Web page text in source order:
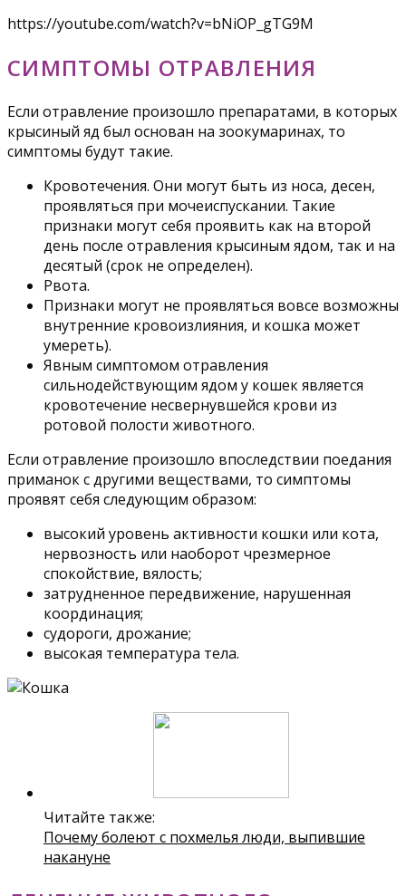
https://youtube.com/watch?v=bNiOP_gTG9M
СИМПТОМЫ ОТРАВЛЕНИЯ
Если отравление произошло препаратами, в которых
крысиный яд был основан на зоокумаринах, то
симптомы будут такие.
Кровотечения. Они могут быть из носа, десен,
проявляться при мочеиспускании. Такие
признаки могут себя проявить как на второй
день после отравления крысиным ядом, так и на
десятый (срок не определен).
Рвота.
Признаки могут не проявляться вовсе возможны
внутренние кровоизлияния, и кошка может
умереть).
Явным симптомом отравления
сильнодействующим ядом у кошек является
кровотечение несвернувшейся крови из
ротовой полости животного.
Если отравление произошло впоследствии поедания
приманок с другими веществами, то симптомы
проявят себя следующим образом:
высокий уровень активности кошки или кота,
нервозность или наоборот чрезмерное
спокойствие, вялость;
затрудненное передвижение, нарушенная
координация;
судороги, дрожание;
высокая температура тела.
Читайте также:
Почему болеют с похмелья люди, выпившие
накануне